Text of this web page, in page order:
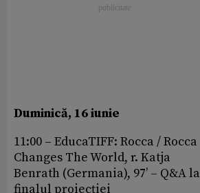
Duminică, 16 iunie
11:00 – EducaTIFF: Rocca / Rocca
Changes The World, r. Katja
Benrath (Germania), 97’ – Q&A la
finalul proiecției